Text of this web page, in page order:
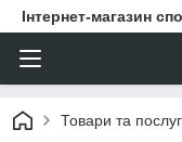
Інтернет-магазин
Товари та